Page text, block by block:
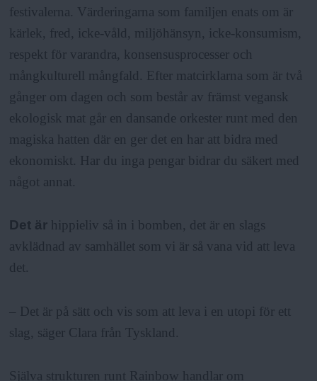
festivalerna. Värderingarna som familjen enats om är
kärlek, fred, icke-våld, miljöhänsyn, icke-konsumism,
respekt för varandra, konsensusprocesser och
mångkulturell mångfald. Efter matcirklarna som är två
gånger om dagen och som består av främst vegansk
ekologisk mat går en dansande orkester runt med den
magiska hatten där en ger det en har att bidra med
ekonomiskt. Har du inga pengar bidrar du säkert med
något annat.
Det är hippieliv så in i bomben, det är en slags
avklädnad av samhället som vi är så vana vid att leva
det.
– Det är på sätt och vis som att leva i en utopi för ett
slag, säger Clara från Tyskland.
Själva strukturen runt Rainbow handlar om